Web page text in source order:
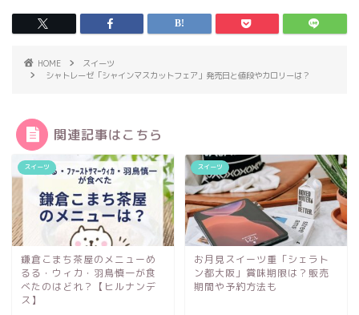
HOME
スイーツ
シャトレーゼ「シャインマスカットフェア」発売日と値段やカロリーは？
関連記事はこちら
スイーツ
鎌倉こまち茶屋のメニューめ
るる・ウィカ・羽鳥慎一が食
べたのはどれ？【ヒルナンデ
ス】
スイーツ
お月見スイーツ重「シェラト
ン都大阪」賞味期限は？販売
期間や予約方法も